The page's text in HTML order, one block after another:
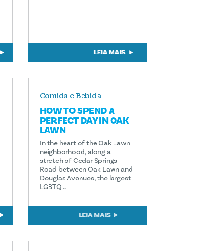
LEIA MAIS
Comida e Bebida
HOW TO SPEND A
PERFECT DAY IN OAK
LAWN
In the heart of the Oak Lawn
neighborhood, along a
stretch of Cedar Springs
Road between Oak Lawn and
Douglas Avenues, the largest
LGBTQ …
LEIA MAIS